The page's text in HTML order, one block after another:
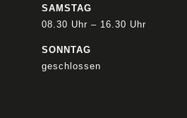
SAMSTAG
08.30 Uhr – 16.30 Uhr
SONNTAG
geschlossen